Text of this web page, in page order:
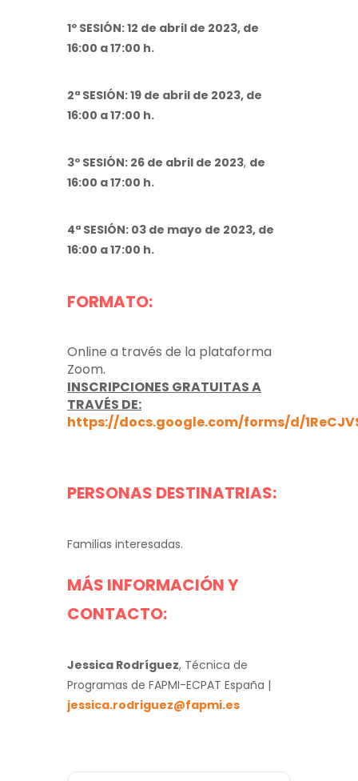
1º SESIÓN: 12 de abril de 2023, de
16:00 a 17:00 h.
2ª SESIÓN: 19 de abril de 2023, de
16:00 a 17:00 h.
3º SESIÓN: 26 de abril de 2023, de
16:00 a 17:00 h.
4ª SESIÓN: 03 de mayo de 2023, de
16:00 a 17:00 h.
FORMATO:
Online a través de la plataforma
Zoom.
INSCRIPCIONES GRATUITAS A
TRAVÉS DE:
https://docs.google.com/forms/d/
PERSONAS DESTINATRIAS:
Familias interesadas.
MÁS INFORMACIÓN Y
CONTACTO:
Jessica Rodríguez, Técnica de
Programas de FAPMI-ECPAT España |
jessica.rodriguez@fapmi.es